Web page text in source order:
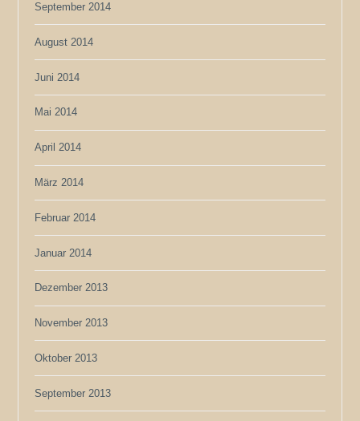
September 2014
August 2014
Juni 2014
Mai 2014
April 2014
März 2014
Februar 2014
Januar 2014
Dezember 2013
November 2013
Oktober 2013
September 2013